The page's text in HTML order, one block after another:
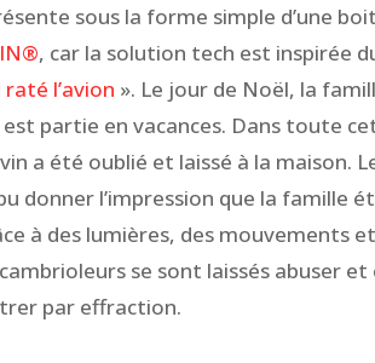
sous la forme simple d’une
, car la solution tech est inspirée
raté l’avion ». Le jour de Noël, la
est partie en vacances. Dans toute
a été oublié et laissé à la maison.
donner l’impression que la famille
à des lumières, des mouvements
se sont laissés abuser
par effraction.